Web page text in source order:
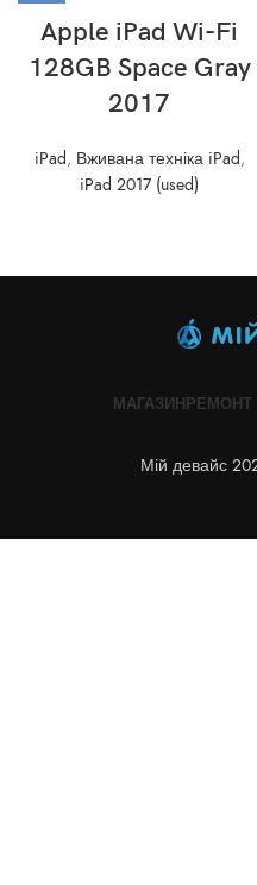
Apple iPad Wi-Fi
128GB Space Gray
2017
iPad, Вживана техніка iPad,
iPad 2017 (used)
МАГАЗИНРЕМОНТ
Мій девайс